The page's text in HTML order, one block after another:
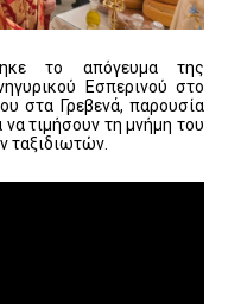
το απόγευμα της
Εσπερινού στο
στα Γρεβενά, παρουσία
τιμήσουν τη μνήμη του
ταξιδιωτών.